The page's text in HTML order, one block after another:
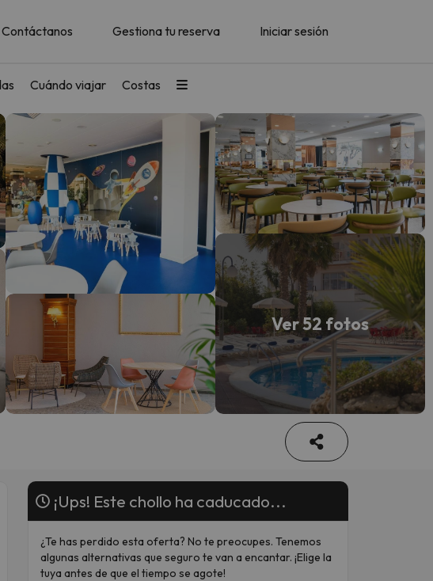
Contáctanos Gestiona tu reserva Iniciar sesión
Cuándo viajar Costas
Ver 52 fotos
¡Ups! Este chollo ha caducado...
¿Te has perdido esta oferta? No te preocupes. Tenemos
algunas alternativas que seguro te van a encantar. ¡Elige la
tuya antes de que el tiempo se agote!